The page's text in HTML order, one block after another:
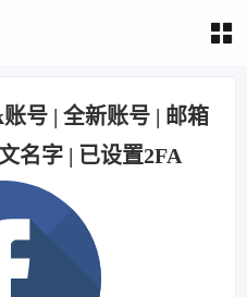
号 | 全新账号 | 邮箱
名字 | 已设置2FA